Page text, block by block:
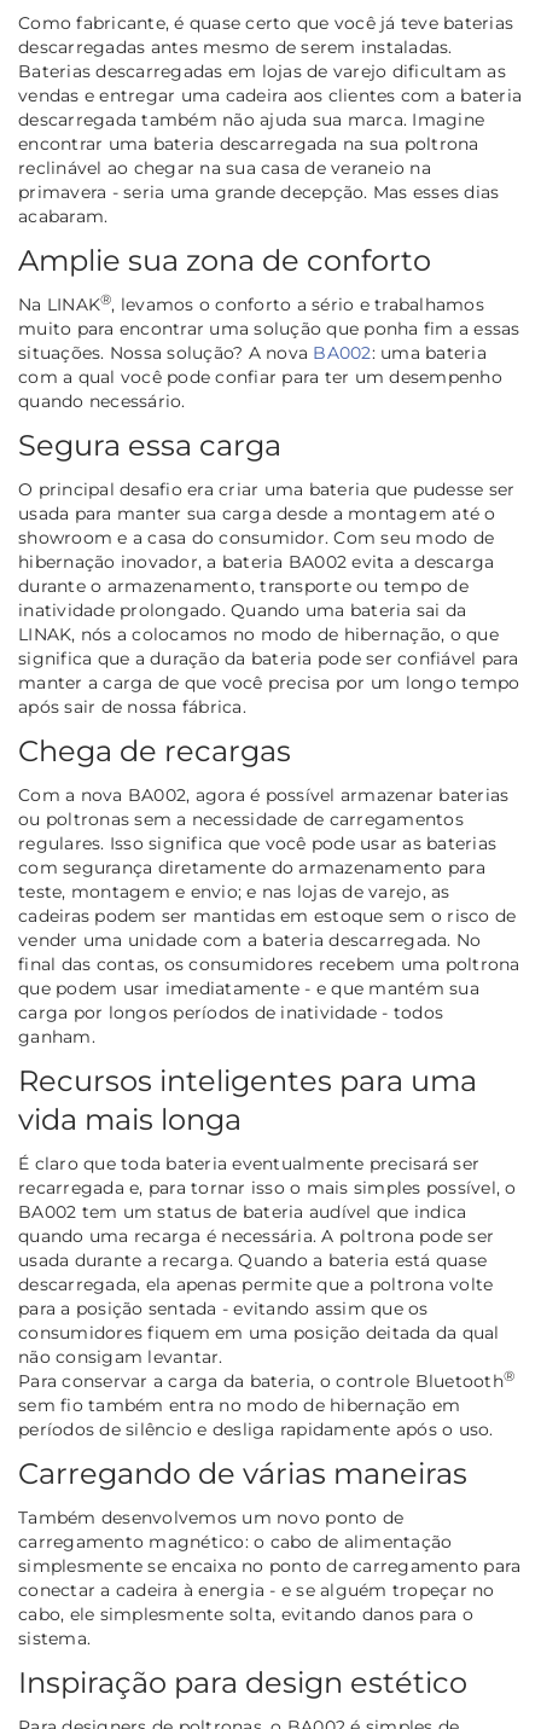
Como fabricante, é quase certo que você já teve baterias
descarregadas antes mesmo de serem instaladas.
Baterias descarregadas em lojas de varejo dificultam as
vendas e entregar uma cadeira aos clientes com a bateria
descarregada também não ajuda sua marca. Imagine
encontrar uma bateria descarregada na sua poltrona
reclinável ao chegar na sua casa de veraneio na
primavera - seria uma grande decepção. Mas esses dias
acabaram.
Amplie sua zona de conforto
Na LINAK®, levamos o conforto a sério e trabalhamos
muito para encontrar uma solução que ponha fim a essas
situações. Nossa solução? A nova BA002: uma bateria
com a qual você pode confiar para ter um desempenho
quando necessário.
Segura essa carga
O principal desafio era criar uma bateria que pudesse ser
usada para manter sua carga desde a montagem até o
showroom e a casa do consumidor. Com seu modo de
hibernação inovador, a bateria BA002 evita a descarga
durante o armazenamento, transporte ou tempo de
inatividade prolongado. Quando uma bateria sai da
LINAK, nós a colocamos no modo de hibernação, o que
significa que a duração da bateria pode ser confiável para
manter a carga de que você precisa por um longo tempo
após sair de nossa fábrica.
Chega de recargas
Com a nova BA002, agora é possível armazenar baterias
ou poltronas sem a necessidade de carregamentos
regulares. Isso significa que você pode usar as baterias
com segurança diretamente do armazenamento para
teste, montagem e envio; e nas lojas de varejo, as
cadeiras podem ser mantidas em estoque sem o risco de
vender uma unidade com a bateria descarregada. No
final das contas, os consumidores recebem uma poltrona
que podem usar imediatamente - e que mantém sua
carga por longos períodos de inatividade - todos
ganham.
Recursos inteligentes para uma
vida mais longa
É claro que toda bateria eventualmente precisará ser
recarregada e, para tornar isso o mais simples possível, o
BA002 tem um status de bateria audível que indica
quando uma recarga é necessária. A poltrona pode ser
usada durante a recarga. Quando a bateria está quase
descarregada, ela apenas permite que a poltrona volte
para a posição sentada - evitando assim que os
consumidores fiquem em uma posição deitada da qual
não consigam levantar.
Para conservar a carga da bateria, o controle Bluetooth®
sem fio também entra no modo de hibernação em
períodos de silêncio e desliga rapidamente após o uso.
Carregando de várias maneiras
Também desenvolvemos um novo ponto de
carregamento magnético: o cabo de alimentação
simplesmente se encaixa no ponto de carregamento para
conectar a cadeira à energia - e se alguém tropeçar no
cabo, ele simplesmente solta, evitando danos para o
sistema.
Inspiração para design estético